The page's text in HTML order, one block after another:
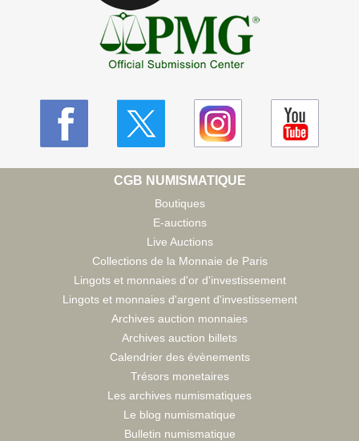
CGB NUMISMATIQUE
Boutiques
E-auctions
Live Auctions
Collections de la Monnaie de Paris
Lingots et monnaies d'or d'investissement
Lingots et monnaies d'argent d'investissement
Archives auction monnaies
Archives auction billets
Calendrier des évènements
Trésors monetaires
Les archives numismatiques
Le blog numismatique
Bulletin numismatique